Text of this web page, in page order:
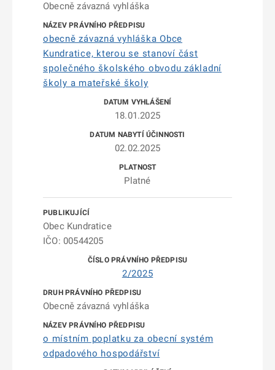
Obecně závazná vyhláška
obecně závazná vyhláška Obce
Kundratice, kterou se stanoví část
společného školského obvodu základní
školy a mateřské školy
18.01.2025
02.02.2025
Platné
Obec Kundratice
IČO: 00544205
2/2025
Obecně závazná vyhláška
o místním poplatku za obecní systém
odpadového hospodářství